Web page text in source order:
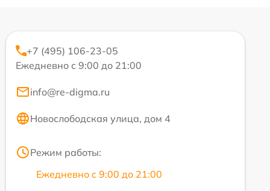
+7 (495) 106-23-05
Ежедневно с 9:00 до 21:00
info@re-digma.ru
Новослободская улица, дом 4
Режим работы:
Ежедневно с 9:00 до 21:00